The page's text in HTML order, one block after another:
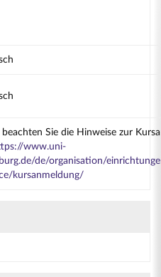
beachten Sie die Hinweise zur
www.uni-
de/organisation/
kursanmeldung/